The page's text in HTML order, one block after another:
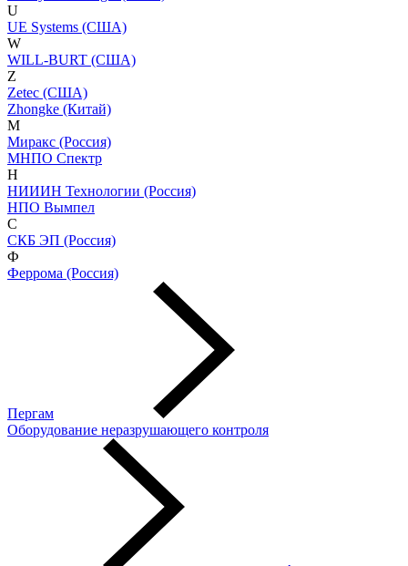
U
UE Systems (США)
W
WILL-BURT (США)
Z
Zetec (США)
Zhongke (Китай)
М
Миракс (Россия)
МНПО Спектр
Н
НИИИН Технологии (Россия)
НПО Вымпел
С
СКБ ЭП (Россия)
Ф
Феррома (Россия)
Пергам
Оборудование неразрушающего контроля